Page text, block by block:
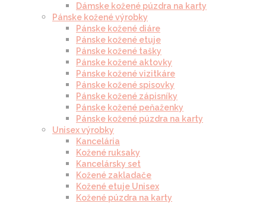
Dámske kožené púzdra na karty
Pánske kožené výrobky
Pánske kožené diáre
Pánske kožené etuje
Pánske kožené tašky
Pánske kožené aktovky
Pánske kožené vizitkáre
Pánske kožené spisovky
Pánske kožené zápisníky
Pánske kožené peňaženky
Pánske kožené púzdra na karty
Unisex výrobky
Kancelária
Kožené ruksaky
Kancelársky set
Kožené zakladače
Kožené etuje Unisex
Kožené púzdra na karty